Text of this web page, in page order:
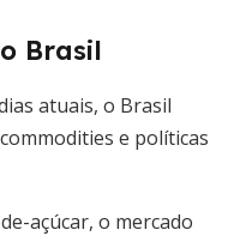
Brasil
atuais, o Brasil
e políticas
açúcar, o mercado